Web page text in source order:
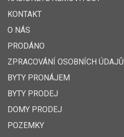
KONTAKT
O NÁS
PRODÁNO
ZPRACOVÁNÍ OSOBNÍCH ÚDAJŮ
BYTY PRONÁJEM
BYTY PRODEJ
DOMY PRODEJ
POZEMKY